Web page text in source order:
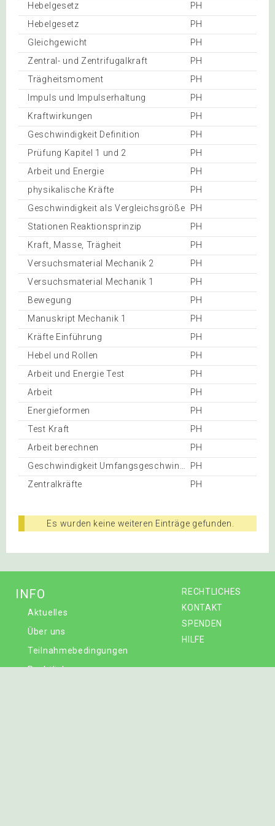
Hebelgesetz
PH
Hebelgesetz
PH
Gleichgewicht
PH
Zentral- und Zentrifugalkraft
PH
Trägheitsmoment
PH
Impuls und Impulserhaltung
PH
Kraftwirkungen
PH
Geschwindigkeit Definition
PH
Prüfung Kapitel 1 und 2
PH
Arbeit und Energie
PH
physikalische Kräfte
PH
Geschwindigkeit als Vergleichsgröße
PH
Stationen Reaktionsprinzip
PH
Kraft, Masse, Trägheit
PH
Versuchsmaterial Mechanik 2
PH
Versuchsmaterial Mechanik 1
PH
Bewegung
PH
Manuskript Mechanik 1
PH
Kräfte Einführung
PH
Hebel und Rollen
PH
Arbeit und Energie Test
PH
Arbeit
PH
Energieformen
PH
Test Kraft
PH
Arbeit berechnen
PH
PH
Zentralkräfte
PH
Es wurden keine weiteren Einträge gefunden.
RECHTLICHES
KONTAKT
SPENDEN
HILFE
INFO
Aktuelles
Über uns
Teilnahmebedingungen
Rechtliches